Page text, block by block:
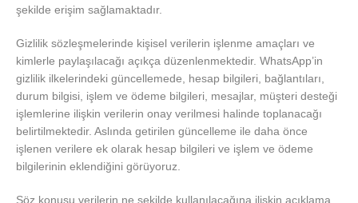
şekilde erişim sağlamaktadır.
Gizlilik sözleşmelerinde kişisel verilerin işlenme amaçları ve
kimlerle paylaşılacağı açıkça düzenlenmektedir. WhatsApp’in
gizlilik ilkelerindeki güncellemede, hesap bilgileri, bağlantıları,
durum bilgisi, işlem ve ödeme bilgileri, mesajlar, müşteri desteği
işlemlerine ilişkin verilerin onay verilmesi halinde toplanacağı
belirtilmektedir. Aslında getirilen güncelleme ile daha önce
işlenen verilere ek olarak hesap bilgileri ve işlem ve ödeme
bilgilerinin eklendiğini görüyoruz.
Söz konusu verilerin ne şekilde kullanılacağına ilişkin açıklama